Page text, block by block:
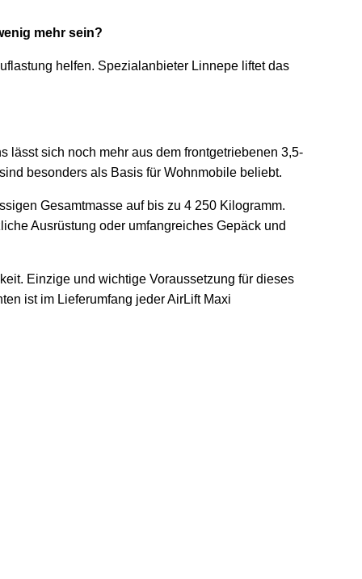
mehr sein?
helfen. Spezialanbieter Linnepe liftet das
lässt sich noch mehr aus dem frontgetriebenen 3,5-
besonders als Basis für Wohnmobile beliebt.
Gesamtmasse auf bis zu 4 250 Kilogramm.
Ausrüstung oder umfangreiches Gepäck und
Einzige und wichtige Voraussetzung für dieses
ist im Lieferumfang jeder AirLift Maxi